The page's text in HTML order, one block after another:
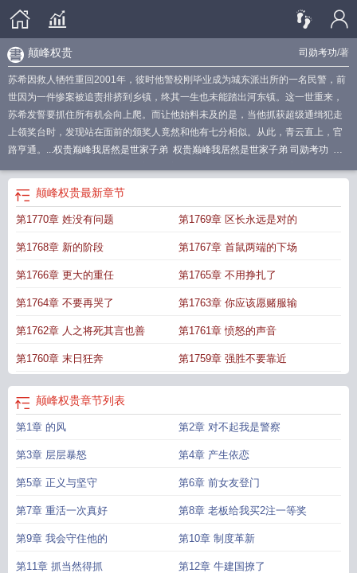
司勋考功/著
颠峰权贵
苏希因救人牺牲重回2001年，彼时他警校刚毕业成为城东派出所的一名民警，前
世因为一件惨案被追责排挤到乡镇，终其一生也未能踏出河东镇。这一世重来，
苏希发誓要抓住所有机会向上爬。而让他始料未及的是，当他抓获超级通缉犯走
上领奖台时，发现站在面前的颁奖人竟然和他有七分相似。从此，青云直上，官
路亨通。...权贵巅峰我居然是世家子弟 权贵巅峰我居然是世家子弟 司勋考功 权
权贵世家 权贵巅峰我居然是世家子弟女主
兰第几章算计的苏希
子弟最新章节列表权贵巅峰我居然是世家子弟最新章节权贵巅峰我居然是世家
费阅读
权贵巅峰全本免费阅读全文 权贵巅峰我居然是世家子弟列表
居然是世家子弟快眼看书
权贵巅峰我居然是世家子弟5200权贵巅峰我居然是世
阁最新全文 权贵世家是什么意思 权贵巅峰我居然是世家子弟免费权贵巅峰我居
然是世家子弟 1261
颠峰权贵最新章节
第1770章 姓没有问题 第1769章 区长永远是对的
第1768章 新的阶段 第1767章 首鼠两端的下场
第1766章 更大的重任 第1765章 不用挣扎了
第1764章 不要再哭了 第1763章 你应该愿赌服输
第1762章 人之将死其言也善 第1761章 愤怒的声音
第1760章 末日狂奔 第1759章 强胜不要靠近
颠峰权贵章节列表
第1章 的风 第2章 对不起我是警察
第3章 层层暴怒 第4章 产生依恋
第5章 正义与坚守 第6章 前女友登门
第7章 重活一次真好 第8章 老板给我买2注一等奖
第9章 我会守住他的 第10章 制度革新
第11章 抓当然得抓 第12章 牛建国撩了